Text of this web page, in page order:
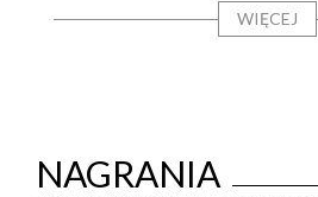
WIĘCEJ
NAGRANIA